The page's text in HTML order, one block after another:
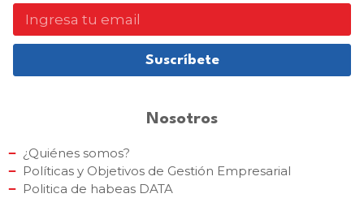
Suscríbete
Nosotros
¿Quiénes somos?
Políticas y Objetivos de Gestión Empresarial
Politica de habeas DATA